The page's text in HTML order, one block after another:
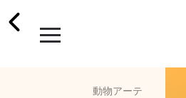
動物アーテ